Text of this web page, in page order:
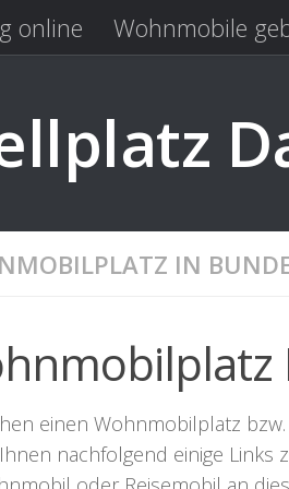
online Wohnmobile
IN
einen Wohnmobilplatz
nachfolgend einige